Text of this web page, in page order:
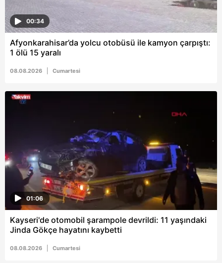
00:34
Afyonkarahisar’da yolcu otobüsü ile kamyon çarpıştı:
1 ölü 15 yaralı
08.08.2026 Cumartesi
01:06
Kayseri'de otomobil şarampole devrildi: 11 yaşındaki
Jinda Gökçe hayatını kaybetti
08.08.2026 Cumartesi